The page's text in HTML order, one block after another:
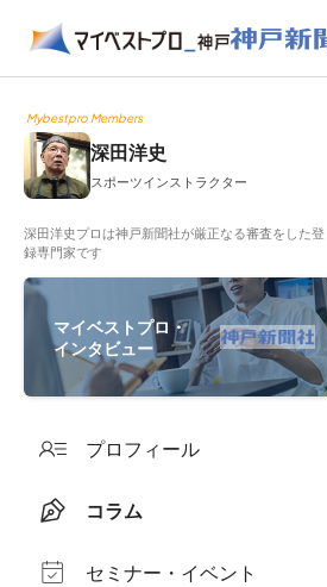
Mybestpro Members
深田洋史
スポーツインストラクター
深田洋史プロは神戸新聞社が厳正なる審査をした登
録専門家です
マイベストプロ・
インタビュー
プロフィール
コラム
セミナー・イベント